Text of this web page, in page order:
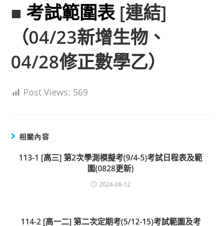
■ 考試範圍表 [連結]
（04/23新增生物、
04/28修正數學乙）
Post Views: 569
相關內容
113-1 [高三] 第2次學測模擬考(9/4-5)考試日程表及範
圍(0828更新)
2024-08-12
114-2 [高一二] 第二次定期考(5/12-15)考試範圍及考